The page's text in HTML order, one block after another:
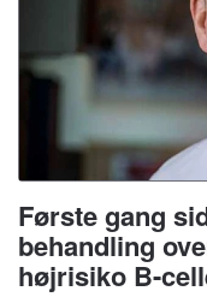
Første gang
behandling
højrisiko B-